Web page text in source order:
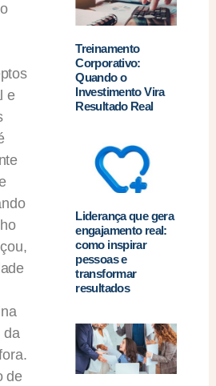
e
da
de
Treinamento
Corporativo:
Quando o
Investimento Vira
Resultado Real
Liderança que gera
engajamento real:
como inspirar
pessoas e
transformar
resultados